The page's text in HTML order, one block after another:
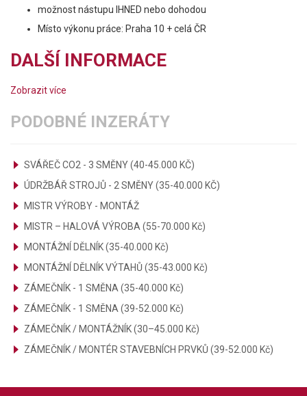
možnost nástupu IHNED nebo dohodou
Místo výkonu práce: Praha 10 + celá ČR
DALŠÍ INFORMACE
Zobrazit více
PODOBNÉ INZERÁTY
SVÁŘEČ CO2 - 3 SMĚNY (40-45.000 KČ)
ÚDRŽBÁŘ STROJŮ - 2 SMĚNY (35-40.000 KČ)
MISTR VÝROBY - MONTÁŽ
MISTR – HALOVÁ VÝROBA (55-70.000 Kč)
MONTÁŽNÍ DĚLNÍK (35-40.000 Kč)
MONTÁŽNÍ DĚLNÍK VÝTAHŮ (35-43.000 Kč)
ZÁMEČNÍK - 1 SMĚNA (35-40.000 Kč)
ZÁMEČNÍK - 1 SMĚNA (39-52.000 Kč)
ZÁMEČNÍK / MONTÁŽNÍK (30–45.000 Kč)
ZÁMEČNÍK / MONTÉR STAVEBNÍCH PRVKŮ (39-52.000 Kč)